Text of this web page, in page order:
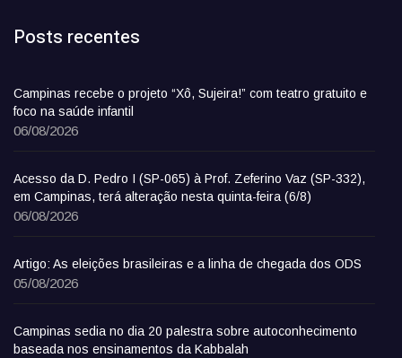
Posts recentes
Campinas recebe o projeto “Xô, Sujeira!” com teatro gratuito e
foco na saúde infantil
06/08/2026
Acesso da D. Pedro I (SP-065) à Prof. Zeferino Vaz (SP-332),
em Campinas, terá alteração nesta quinta-feira (6/8)
06/08/2026
Artigo: As eleições brasileiras e a linha de chegada dos ODS
05/08/2026
Campinas sedia no dia 20 palestra sobre autoconhecimento
baseada nos ensinamentos da Kabbalah